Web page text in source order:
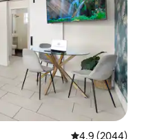
Calificación
4.9 (2044)